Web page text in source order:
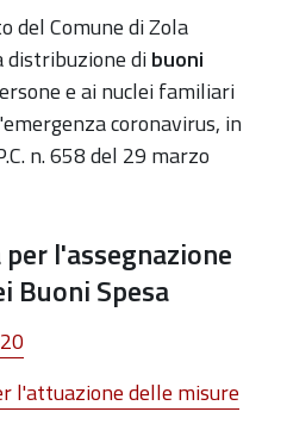
del Comune di Zola
dibuoni
e ai nuclei familiari
coronavirus, in
n. 658 del 29 marzo
l'assegnazione
Buoni Spesa
l'attuazione delle misure